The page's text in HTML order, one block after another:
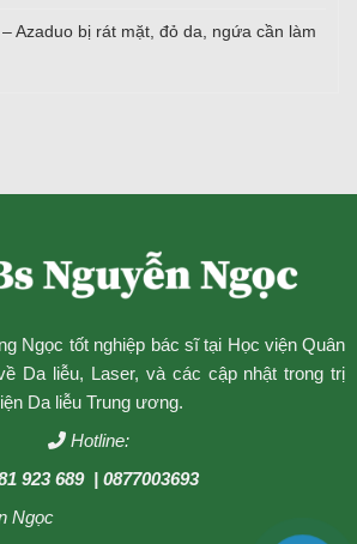
Azaduo bị rát mặt, đỏ da, ngứa cần làm
Ngọc tốt nghiệp bác sĩ tại Học viện Quân
Da liễu, Laser, và các cập nhật trong trị
Da liễu Trung ương.
Hotline:
923 689| 0877003693
Ngọc